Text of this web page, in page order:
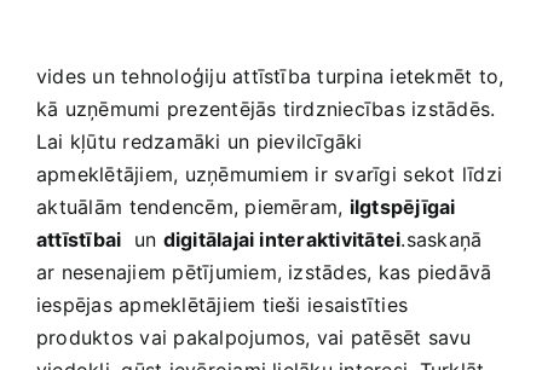
vides un ​tehnoloģiju attīstība turpina ietekmēt to,
kā uzņēmumi prezentējās tirdzniecības izstādēs.
Lai kļūtu redzamāki⁣ un ‌pievilcīgāki
apmeklētājiem, uzņēmumiem⁤ ir svarīgi⁢ sekot līdzi
⁣aktuālām⁣ tendencēm, piemēram, ilgtspējīgai
attīstībai ‍ un digitālajai interaktivitātei.saskaņā
ar nesenajiem‍ pētījumiem, izstādes, kas piedāvā‌
iespējas ‍apmeklētājiem tieši ⁤iesaistīties
produktos​ vai pakalpojumos,‌ vai patēsēt savu